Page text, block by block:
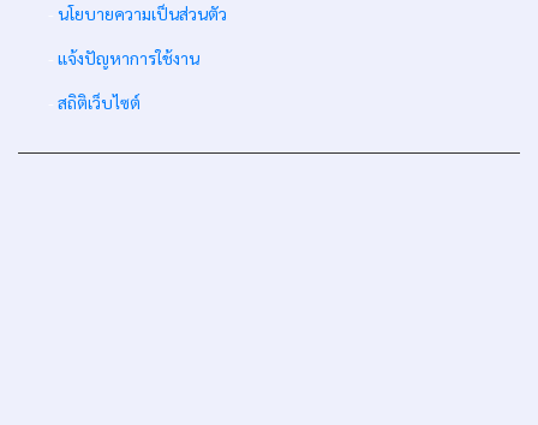
นโยบายความเป็นส่วนตัว
แจ้งปัญหาการใช้งาน
สถิติเว็บไซต์